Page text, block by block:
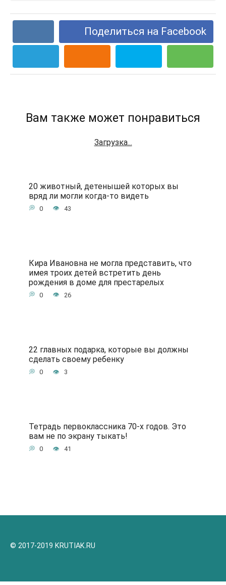
Поделиться на Facebook
Вам также может понравиться
Загрузка...
20 животный, детенышей которых вы
вряд ли могли когда-то видеть
0 43
Кира Ивановна не могла представить, что
имея троих детей встретить день
рождения в доме для престарелых
0 26
22 главных подарка, которые вы должны
сделать своему ребенку
0 3
Тетрадь первоклассника 70-х годов. Это
вам не по экрану тыкать!
0 41
© 2017-2019 KRUTIAK.RU